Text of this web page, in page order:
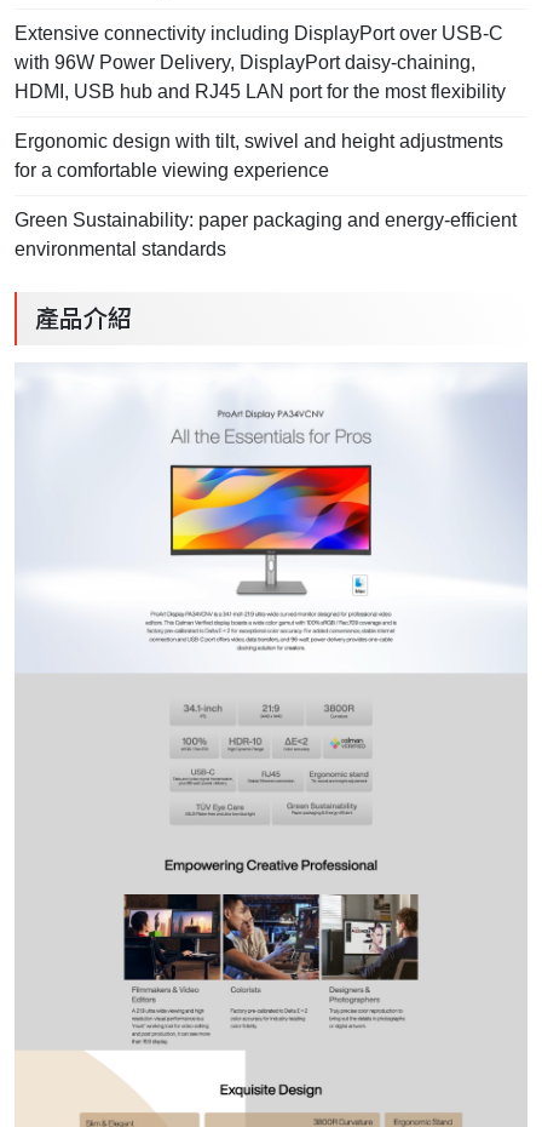
Extensive connectivity including DisplayPort over USB-C
with 96W Power Delivery, DisplayPort daisy-chaining,
HDMI, USB hub and RJ45 LAN port for the most flexibility
Ergonomic design with tilt, swivel and height adjustments
for a comfortable viewing experience
Green Sustainability: paper packaging and energy-efficient
environmental standards
產品介紹